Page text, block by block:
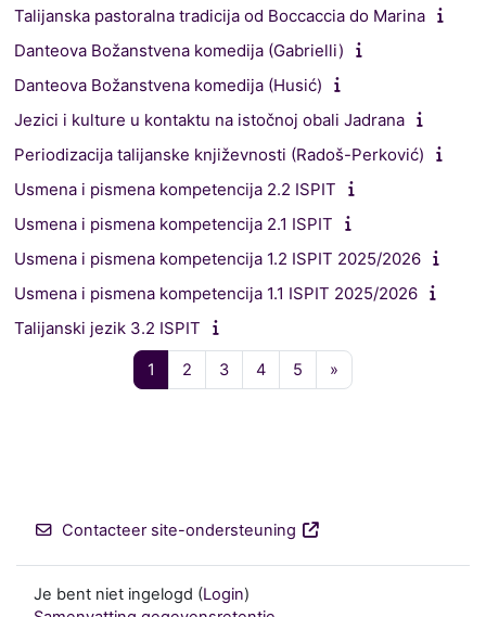
Talijanska pastoralna tradicija od Boccaccia do Marina
Danteova Božanstvena komedija (Gabrielli)
Danteova Božanstvena komedija (Husić)
Jezici i kulture u kontaktu na istočnoj obali Jadrana
Periodizacija talijanske književnosti (Radoš-Perković)
Usmena i pismena kompetencija 2.2 ISPIT
Usmena i pismena kompetencija 2.1 ISPIT
Usmena i pismena kompetencija 1.2 ISPIT 2025/2026
Usmena i pismena kompetencija 1.1 ISPIT 2025/2026
Talijanski jezik 3.2 ISPIT
1 Pagina 1
2 Pagina 2
3Pagina 3
4Pagina 4
5 Pagina 5
»
Contacteer site-ondersteuning
Je bent niet ingelogd (Login)